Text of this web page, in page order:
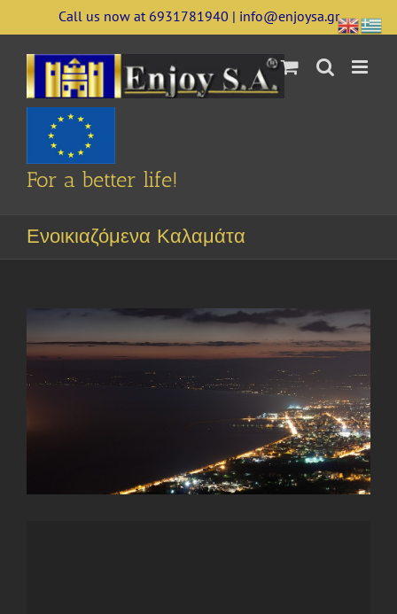
to
content
Call us now at 6931781940 | info@enjoysa.gr
For a better life!
Ενοικιαζόμενα Καλαμάτα